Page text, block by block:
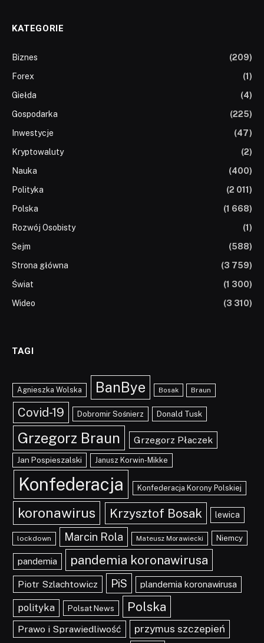
KATEGORIE
Biznes
(209)
Forex
(1)
Giełda
(4)
Gospodarka
(225)
Inwestycje
(47)
Kryptowaluty
(2)
Nauka
(400)
Polityka
(2 011)
Polska
(1 668)
Rozwój Osobisty
(1)
Sejm
(588)
Strona główna
(3 759)
Świat
(1 300)
Wideo
(3 310)
TAGI
Agnieszka Wolska BanBye Bosak Braun
Covid-19 Dobromir Sośnierz Donald Tusk
Grzegorz Braun Grzegorz Płaczek
Jan Pospieszalski Janusz Korwin-Mikke
Konfederacja Konfederacja Korony Polskiej
koronawirus Krzysztof Bosak lewica
lockdown Marcin Rola Mateusz Morawiecki Niemcy
pandemia pandemia koronawirusa
Piotr Szlachtowicz PiS plandemia koronawirusa
polityka Polsat News Polska
Prawo i Sprawiedliwość przymus szczepień